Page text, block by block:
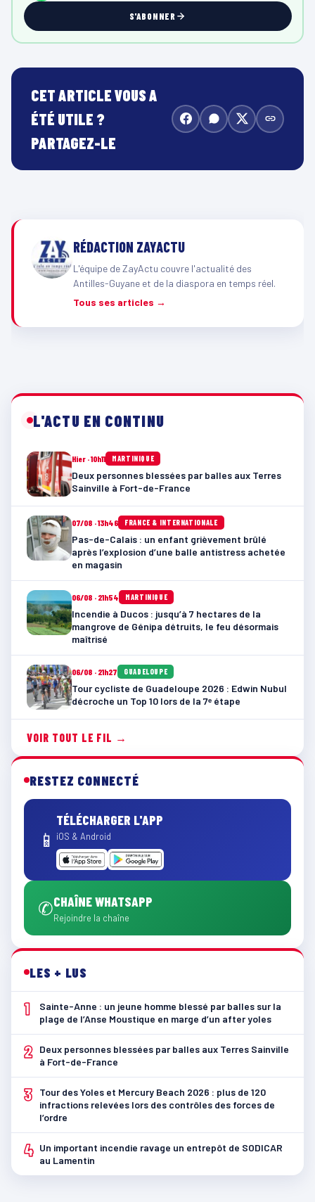
S'ABONNER
CET ARTICLE VOUS A
ÉTÉ UTILE ?
PARTAGEZ-LE
RÉDACTION ZAYACTU
L'équipe de ZayActu couvre l'actualité des
Antilles-Guyane et de la diaspora en temps réel.
Tous ses articles →
L'ACTU EN CONTINU
Hier · 10h11 MARTINIQUE
Deux personnes blessées par balles aux Terres
Sainville à Fort-de-France
07/08 · 13h46 FRANCE & INTERNATIONALE
Pas-de-Calais : un enfant grièvement brûlé
après l’explosion d’une balle antistress achetée
en magasin
06/08 · 21h54 MARTINIQUE
Incendie à Ducos : jusqu’à 7 hectares de la
mangrove de Génipa détruits, le feu désormais
maîtrisé
06/08 · 21h27 GUADELOUPE
Tour cycliste de Guadeloupe 2026 : Edwin Nubul
décroche un Top 10 lors de la 7ᵉ étape
VOIR TOUT LE FIL →
RESTEZ CONNECTÉ
📱
TÉLÉCHARGER L'APP
iOS & Android
✆CHAÎNE WHATSAPP
Rejoindre la chaîne
LES + LUS
1
Sainte-Anne : un jeune homme blessé par balles sur la
plage de l’Anse Moustique en marge d’un after yoles
2
Deux personnes blessées par balles aux Terres Sainville
à Fort-de-France
3
Tour des Yoles et Mercury Beach 2026 : plus de 120
infractions relevées lors des contrôles des forces de
l’ordre
4 Un important incendie ravage un entrepôt de SODICAR
au Lamentin